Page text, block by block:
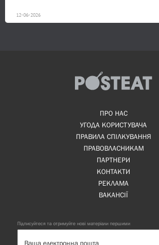
12-06-2026
ПРО НАС
УГОДА КОРИСТУВАЧА
ПРАВИЛА СПІЛКУВАННЯ
ПРАВОВЛАСНИКАМ
ПАРТНЕРИ
КОНТАКТИ
РЕКЛАМА
ВАКАНСІЇ
Підписуйтеся та отримуйте нові матеріали першими